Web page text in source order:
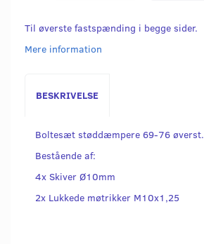
Til øverste fastspænding i begge sider.
Mere information
BESKRIVELSE
Boltesæt støddæmpere 69-76 øverst.
Bestående af:
4x Skiver Ø10mm
2x Lukkede møtrikker M10x1,25